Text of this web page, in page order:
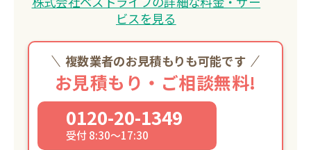
ビスを見る
複数業者のお見積もりも可能です
お見積もり・ご相談無料!
0120-20-1349
受付 8:30～17:30